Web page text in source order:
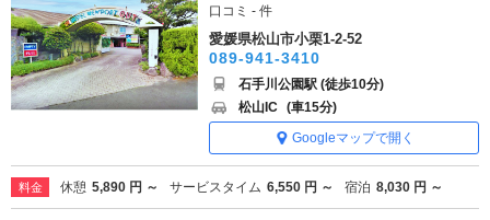
口コミ - 件
愛媛県松山市小栗1-2-52
089-941-3410
石手川公園駅 (徒歩10分)
松山IC (車15分)
Googleマップで開く
料金 休憩 5,890 円 ～ サービスタイム 6,550 円 ～ 宿泊 8,030 円 ～